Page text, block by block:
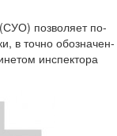
поз­во­ля­ет по­
в точно обо­зна­чен­
ин­спек­то­ра